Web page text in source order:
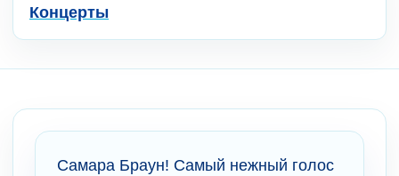
Концерты
Самара Браун! Самый нежный голос